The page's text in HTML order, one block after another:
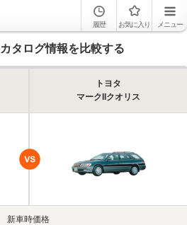
履歴 お気に入り メニュー
タログ情報を比較する
トヨタ
マークIIクオリス
新車時価格